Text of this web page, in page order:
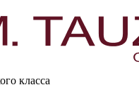
класса